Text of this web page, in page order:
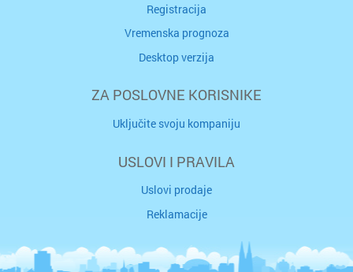
Registracija
Vremenska prognoza
Desktop verzija
ZA POSLOVNE KORISNIKE
Uključite svoju kompaniju
USLOVI I PRAVILA
Uslovi prodaje
Reklamacije